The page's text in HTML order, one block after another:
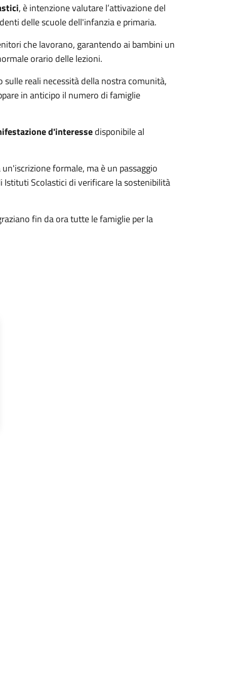
, è intenzione valutare l’attivazione del
delle scuole dell'infanzia e primaria.
che lavorano, garantendo ai bambini un
orario delle lezioni.
reali necessità della nostra comunità,
in anticipo il numero di famiglie
d'interessedisponibile al
formale, ma è un passaggio
Scolastici di verificare la sostenibilità
fin da ora tutte le famiglie per la